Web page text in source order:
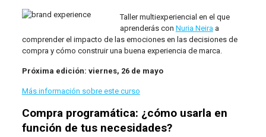
Taller multiexperiencial en el que
aprenderás con Nuria Neiraa
comprender el impacto de las emociones en las decisiones de
compra y cómo construir una buena experiencia de marca.
Próxima edición: viernes, 26 de mayo
Más información sobre este curso
Compra programática: ¿cómo usarla en
función de tus necesidades?